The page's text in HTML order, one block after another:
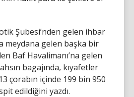
Şubesi’nden gelen ihbar
meydana gelen başka bir
Baf Havalimanı’na gelen
bagajında, kıyafetler
çorabın içinde 199 bin 950
edildiğini yazdı.